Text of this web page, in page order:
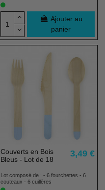
Ajouter au
panier
Couverts en Bois
Bleus - Lot de 18
3,49 €
Lot composé de : - 6 fourchettes - 6
couteaux - 6 cuillères